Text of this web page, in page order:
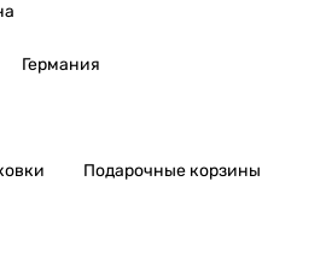
Германия
Подарочные корзины